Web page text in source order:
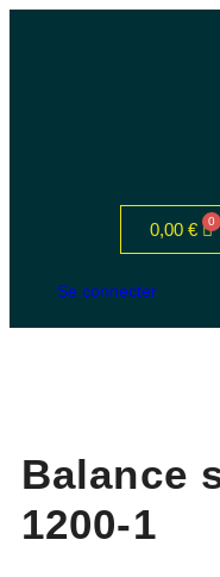
0,00 €
Se connecter
Balance
1200-1